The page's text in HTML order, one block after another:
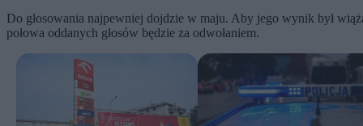
Do głosowania najpewniej dojdzie w maju. Aby jego wynik był
połowa oddanych głosów będzie za odwołaniem.